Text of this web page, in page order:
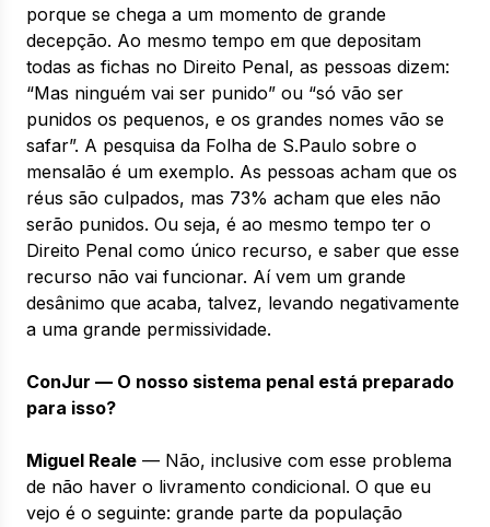
porque se chega a um momento de grande
decepção. Ao mesmo tempo em que depositam
todas as fichas no Direito Penal, as pessoas dizem:
“Mas ninguém vai ser punido” ou “só vão ser
punidos os pequenos, e os grandes nomes vão se
safar”. A pesquisa da Folha de S.Paulo sobre o
mensalão é um exemplo. As pessoas acham que os
réus são culpados, mas 73% acham que eles não
serão punidos. Ou seja, é ao mesmo tempo ter o
Direito Penal como único recurso, e saber que esse
recurso não vai funcionar. Aí vem um grande
desânimo que acaba, talvez, levando negativamente
a uma grande permissividade.
ConJur — O nosso sistema penal está preparado
para isso?
Miguel Reale — Não, inclusive com esse problema
de não haver o livramento condicional. O que eu
vejo é o seguinte: grande parte da população